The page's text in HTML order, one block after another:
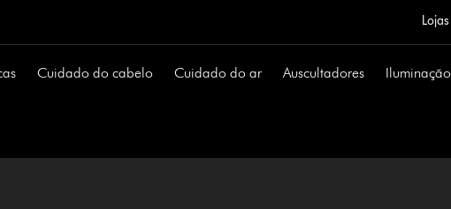
Lojas
Cuidado do cabelo Cuidado do ar Auscultadores Iluminação